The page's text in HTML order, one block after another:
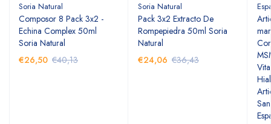
Soria Natural
Composor 8 Pack 3x2 -
Echina Complex 50ml
Soria Natural
€26,50 €40,13
Soria Natural
Pack 3x2 Extracto De
Rompepiedra 50ml Soria
Natural
€24,06 €36,43